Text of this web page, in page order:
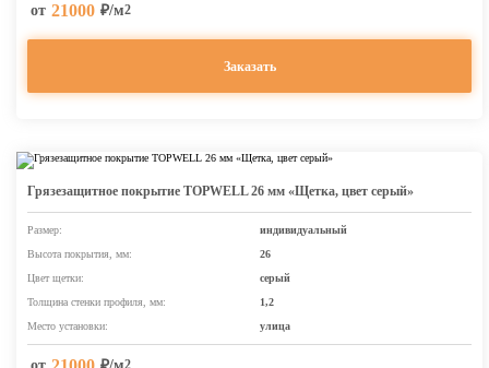
от 21000 ₽/м2
Заказать
Грязезащитное покрытие TOPWELL 26 мм «Щетка, цвет серый»
Размер:
индивидуальный
Высота покрытия, мм:
26
Цвет щетки:
серый
Толщина стенки профиля, мм:
1,2
Место установки:
улица